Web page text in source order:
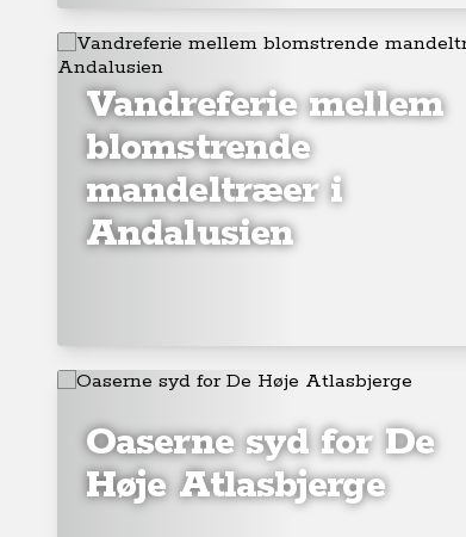
Vandreferie mellem
blomstrende
mandeltræer i
Andalusien
Oaserne syd for De
Høje Atlasbjerge